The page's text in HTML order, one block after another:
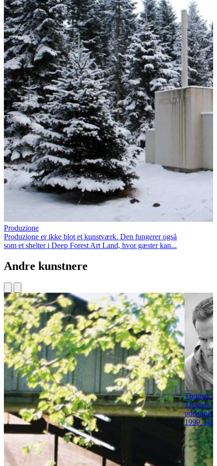
Produzione
Produzione er ikke blot et kunstværk. Den fungerer også
som et shelter i Deep Forest Art Land, hvor gæster kan...
Andre kunstnere
Thomas
Thomas
uddannet
1999.